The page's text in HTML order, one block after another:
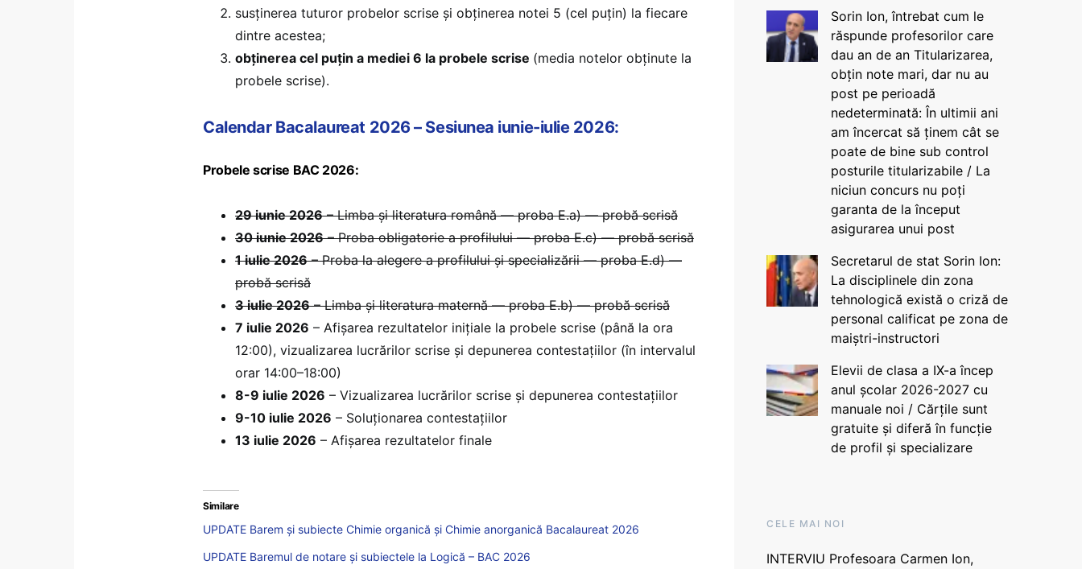
susținerea tuturor probelor scrise și obținerea notei 5 (cel puțin) la fiecare
dintre acestea;
obținerea cel puțin a mediei 6 la probele scrise (media notelor obținute la
probele scrise).
Calendar Bacalaureat 2026 – Sesiunea iunie-iulie 2026:
Probele scrise BAC 2026:
29 iunie 2026– Limba și literatura română — proba E.a) — probă scrisă
30 iunie 2026– Proba obligatorie a profilului — proba E.c) — probă scrisă
1 iulie 2026– Proba la alegere a profilului și specializării — proba E.d) —
probă scrisă
3 iulie 2026– Limba și literatura maternă — proba E.b) — probă scrisă
7 iulie 2026 – Afișarea rezultatelor inițiale la probele scrise (până la ora
12:00), vizualizarea lucrărilor scrise și depunerea contestațiilor (în intervalul
orar 14:00–18:00)
8-9 iulie 2026 – Vizualizarea lucrărilor scrise și depunerea contestațiilor
9-10 iulie 2026 – Soluționarea contestațiilor
13 iulie 2026 – Afișarea rezultatelor finale
Similare
UPDATE Barem și subiecte Chimie organică și Chimie anorganică Bacalaureat 2026
UPDATE Baremul de notare și subiectele la Logică – BAC 2026
Sorin Ion, întrebat cum le
răspunde profesorilor care
dau an de an Titularizarea,
obțin note mari, dar nu au
post pe perioadă
nedeterminată: În ultimii ani
am încercat să ținem cât se
poate de bine sub control
posturile titularizabile / La
niciun concurs nu poți
garanta de la început
asigurarea unui post
Secretarul de stat Sorin Ion:
La disciplinele din zona
tehnologică există o criză de
personal calificat pe zona de
maiștri-instructori
Elevii de clasa a IX-a încep
anul școlar 2026-2027 cu
manuale noi / Cărțile sunt
gratuite și diferă în funcție
de profil și specializare
CELE MAI NOI
INTERVIU Profesoara Carmen Ion,